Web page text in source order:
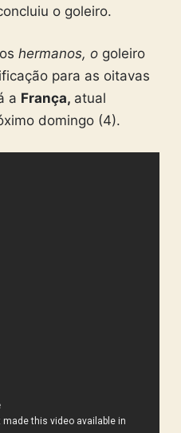
o goleiro.
hermanos, o goleiro
para as oitavas
a França, atual
domingo (4).